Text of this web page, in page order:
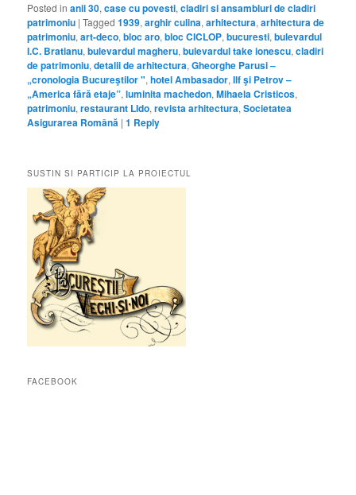
Posted in anii 30,case cu povesti,cladiri si ansambluri de cladiri
patrimoniu |Tagged 1939,arghir culina,arhitectura,arhitectura de
patrimoniu,art-deco,bloc aro,bloc CICLOP,bucuresti,bulevardul
I.C. Bratianu,bulevardul magheru,bulevardul take ionescu,cladiri
de patrimoniu,detalii de arhitectura,Gheorghe Parusi –
„cronologia Bucureştilor ",hotel Ambasador,Ilf şi Petrov –
„America fără etaje”,luminita machedon,Mihaela Cristicos,
patrimoniu,restaurant LIdo,revista arhitectura,Societatea
Asigurarea Română |1 Reply
SUSTIN SI PARTICIP LA PROIECTUL
FACEBOOK